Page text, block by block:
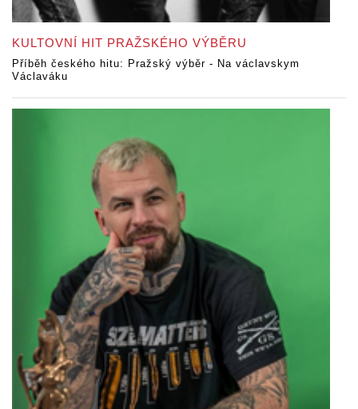
KULTOVNÍ HIT PRAŽSKÉHO VÝBĚRU
Příběh českého hitu: Pražský výběr - Na václavskym
Václaváku